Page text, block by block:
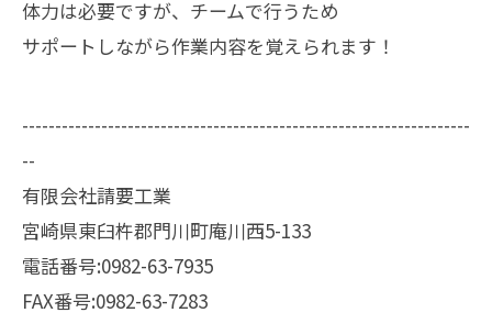
体力は必要ですが、チームで行うため
サポートしながら作業内容を覚えられます！
--------------------------------------------------------------------
--
有限会社請要工業
宮崎県東臼杵郡門川町庵川西5-133
電話番号:0982-63-7935
FAX番号:0982-63-7283